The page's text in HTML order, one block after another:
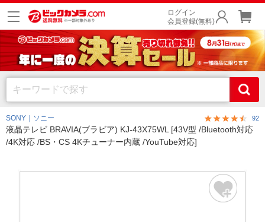
ログイン
会員登録(無料)
SONY｜ソニー 92
液晶テレビ BRAVIA(ブラビア) KJ-43X75WL [43V型 /Bluetooth対応
/4K対応 /BS・CS 4Kチューナー内蔵 /YouTube対応]